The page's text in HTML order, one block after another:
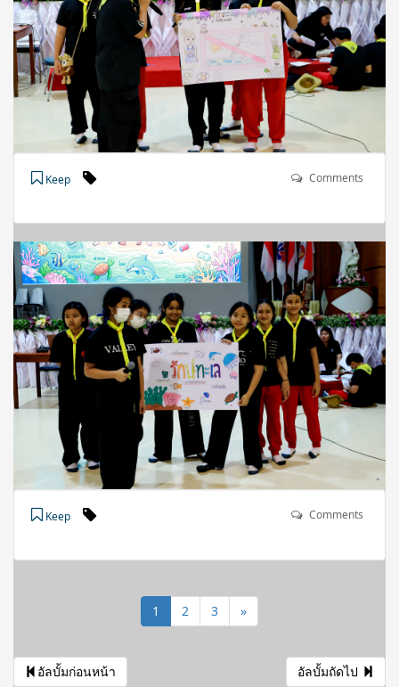
Keep Comments
Keep Comments
1 2 3 »
อัลบั้มก่อนหน้า อัลบั้มถัดไป